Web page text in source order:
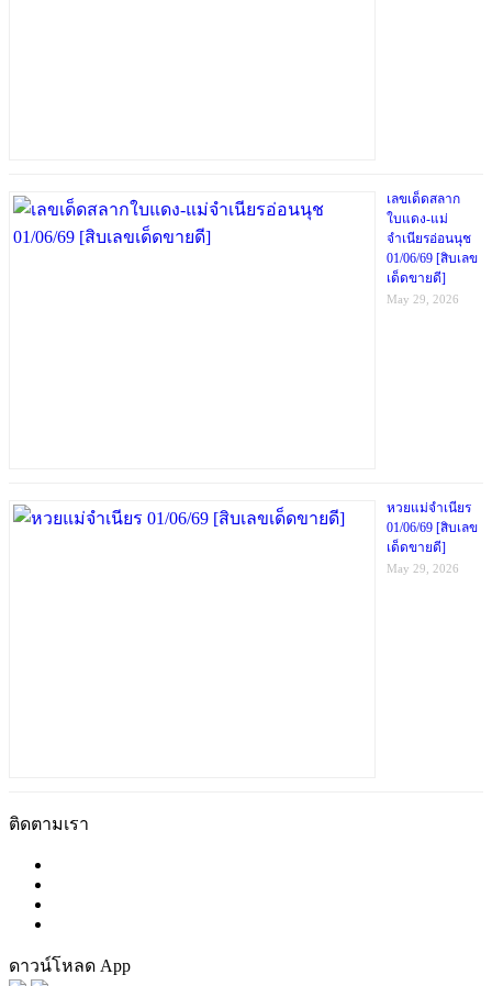
เลขเด็ดสลาก
ใบแดง-แม่
จำเนียรอ่อนนุช
01/06/69 [สิบเลข
เด็ดขายดี]
May 29, 2026
หวยแม่จำเนียร
01/06/69 [สิบเลข
เด็ดขายดี]
May 29, 2026
ติดตามเรา
ดาวน์โหลด App